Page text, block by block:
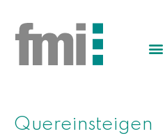
Quereinsteigen